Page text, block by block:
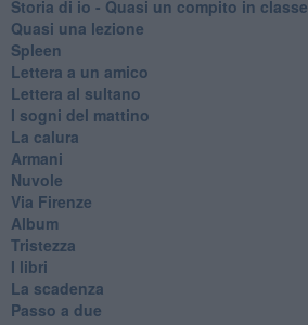
Storia di io - Quasi un compito in classe
Quasi una lezione
Spleen
Lettera a un amico
Lettera al sultano
I sogni del mattino
La calura
Armani
Nuvole
Via Firenze
Album
Tristezza
I libri
La scadenza
Passo a due